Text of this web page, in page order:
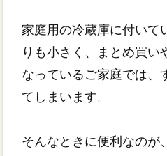
家庭用の冷蔵庫に付いて
りも小さく、まとめ買い
なっているご家庭では、
てしまいます。
そんなときに便利なのが